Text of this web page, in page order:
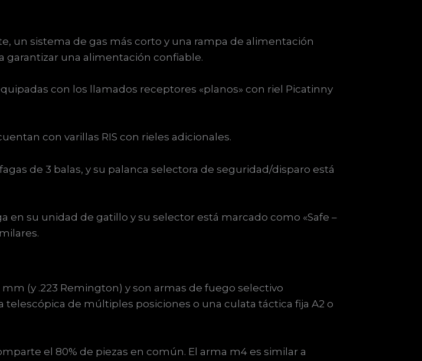
un sistema de gas más corto y una rampa de alimentación
garantizar una alimentación confiable.
con los llamados receptores «planos» con riel Picatinny
con varillas RIS con rieles adicionales.
de 3 balas, y su palanca selectora de seguridad/disparo está
en su unidad de gatillo y su selector está marcado como «Safe –
(y .223 Remington) y son armas de fuego selectivo
de múltiples posiciones o una culata táctica fija A2 o
el 80% de piezas en común. El arma m4 es similar a